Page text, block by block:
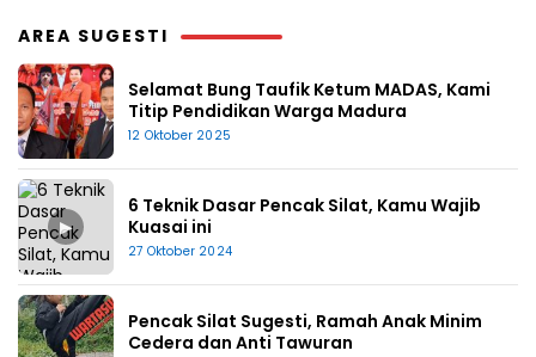
AREA SUGESTI
Selamat Bung Taufik Ketum MADAS, Kami
Titip Pendidikan Warga Madura
12 Oktober 2025
▶
6 Teknik Dasar Pencak Silat, Kamu Wajib
Kuasai ini
27 Oktober 2024
Pencak Silat Sugesti, Ramah Anak Minim
Cedera dan Anti Tawuran